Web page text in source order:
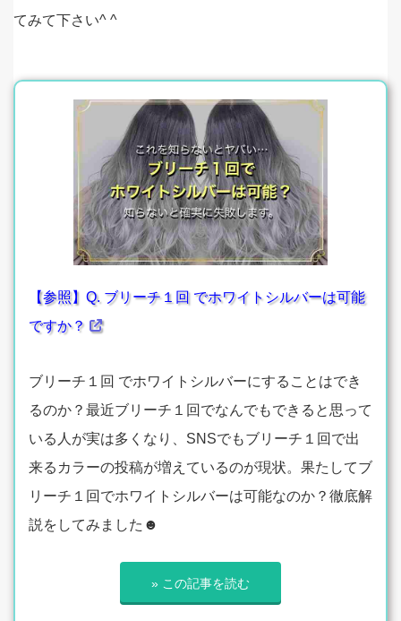
てみて下さい^ ^
【参照】Q. ブリーチ１回 でホワイトシルバーは可能
ですか？
ブリーチ１回 でホワイトシルバーにすることはでき
るのか？最近ブリーチ１回でなんでもできると思って
いる人が実は多くなり、SNSでもブリーチ１回で出
来るカラーの投稿が増えているのが現状。果たしてブ
リーチ１回でホワイトシルバーは可能なのか？徹底解
説をしてみました☻
» この記事を読む